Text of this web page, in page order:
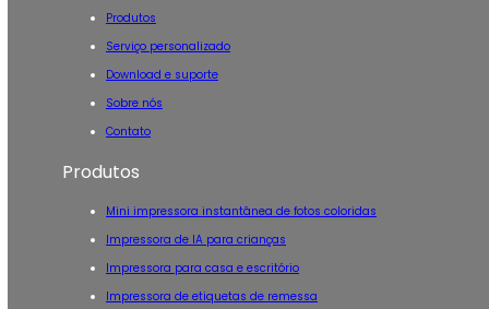
Produtos
Serviço personalizado
Download e suporte
Sobre nós
Contato
Produtos
Mini impressora instantânea de fotos coloridas
Impressora de IA para crianças
Impressora para casa e escritório
Impressora de etiquetas de remessa